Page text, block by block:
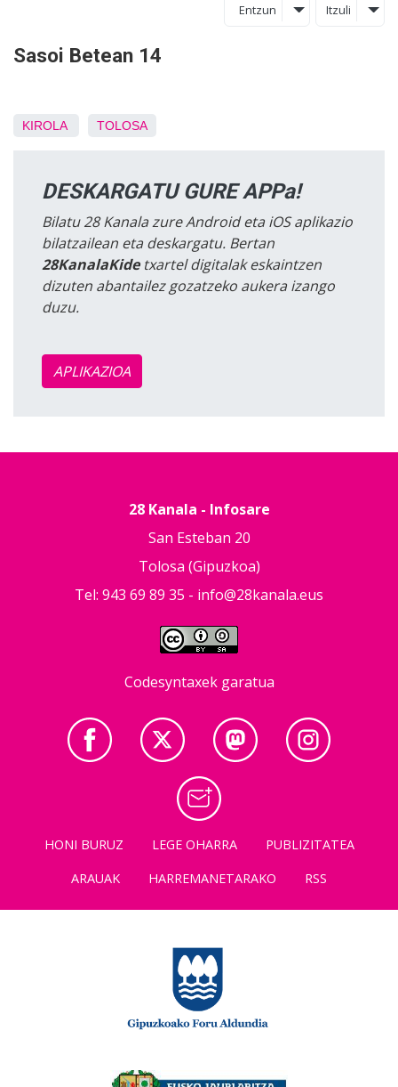
Entzun Itzuli
Sasoi Betean 14
KIROLA TOLOSA
DESKARGATU GURE APPa!
Bilatu 28 Kanala zure Android eta iOS aplikazio
bilatzailean eta deskargatu. Bertan
28KanalaKidetxartel digitalak eskaintzen
dizuten abantailez gozatzeko aukera izango
duzu.
APLIKAZIOA
28 Kanala - Infosare
San Esteban 20
Tolosa (Gipuzkoa)
Tel: 943 69 89 35 - info@28kanala.eus
Codesyntaxek garatua
HONI BURUZ LEGE OHARRA
PUBLIZITATEA
ARAUAK
HARREMANETARAKO RSS